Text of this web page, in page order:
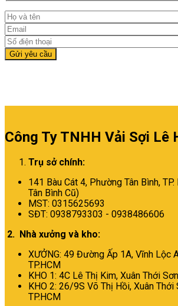
Công Ty TNHH Vải Sợi Lê
Trụ sở chính:
141 Bàu Cát 4, Phường Tân Bình,
Tân Bình Cũ)
MST: 0315625693
SĐT: 0938793303 - 0938486606
2. Nhà xưởng và kho:
XƯỞNG: 49 Đường Ấp 1A, Vĩnh Lộc
TP.HCM
KHO 1: 4C Lê Thị Kim, Xuân Thới
KHO 2: 26/9S Võ Thị Hồi, Xuân Thới
TP.HCM